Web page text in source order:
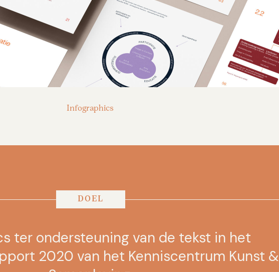
Infographics
DOEL
ter ondersteuning van de tekst in het
2020 van het Kenniscentrum Kunst &